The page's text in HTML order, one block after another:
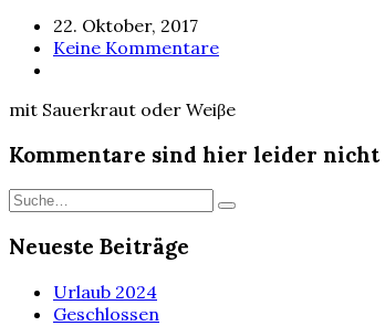
22. Oktober, 2017
Keine Kommentare
mit Sauerkraut oder Weiβe
Kommentare sind hier leider nicht
Neueste Beiträge
Urlaub 2024
Geschlossen